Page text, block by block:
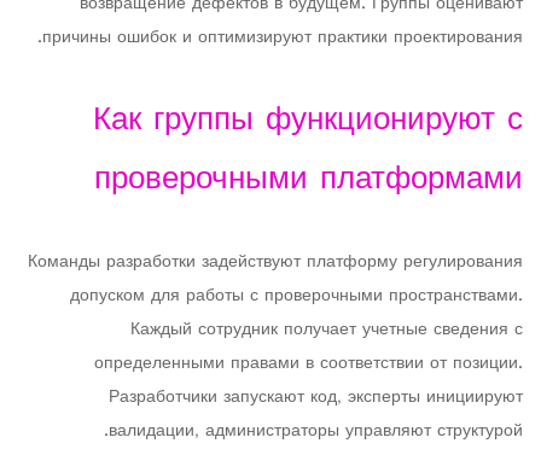
причины ошибок и оптимизируют практики проектирования.
Как группы функционируют с
проверочными платформами
Команды разработки задействуют платформу регулирования
допуском для работы с проверочными пространствами.
Каждый сотрудник получает учетные сведения с
определенными правами в соответствии от позиции.
Разработчики запускают код, эксперты инициируют
валидации, администраторы управляют структурой.